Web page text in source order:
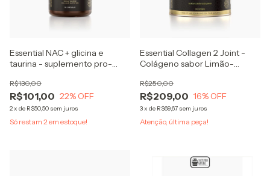
Essential NAC + glicina e
taurina - suplemento pro-
R$101,00
R$130,00
22% OFF
2x de R$50,50 sem juros
Só restam 2 em estoque!
Essential Collagen 2 Joint -
Colágeno sabor Limão-
R$209,00
R$250,00
16% OFF
3x de R$69,67 sem juros
Atenção, última peça!